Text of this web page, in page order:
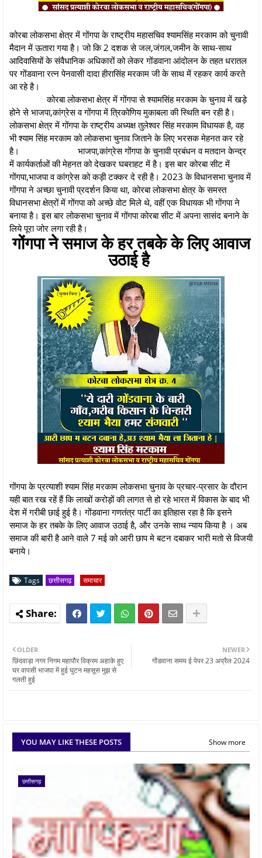
कोरबा लोकसभा क्षेत्र में गोंगपा के राष्ट्रीय महासचिव श्यामसिंह मरकाम को चुनावी
मैदान में ऊतारा गया है। जो कि 2 दशक से जल,जंगल,जमीन के साथ-साथ
आदिवासियों के संवैधानिक अधिकारों को लेकर गोंडवाना आंदोलन के तहत धरातल
पर गोंडवाना रत्न पेनवासी दादा हीरासिंह मरकाम जी के साथ में रहकर कार्य करते
आ रहे है।
कोरबा लोकसभा क्षेत्र में गोंगपा से श्यामसिंह मरकाम के चुनाव में खड़े
होने से भाजपा,कांग्रेस व गोंगपा में त्रिकोणिय मुकाबला की स्थिति बन रही है।
लोकसभा क्षेत्र में गोंगपा के राष्ट्रीय अध्यक्ष तुलेश्वर सिंह मरकाम विधायक है, वह
भी श्याम सिंह मरकाम को लोकसभा चुनाव जिताने के लिए भरसक मेहनत कर रहे
है।
भाजपा,कांग्रेस गोंगपा के चुनावी प्रबंधन व मतदान केन्द्र
में कार्यकर्ताओं की मेहनत को देखकर घबराहट में है। इस बार कोरबा सीट में
गोंगपा,भाजपा व कांग्रेस को कड़ी टक्कर दे रही है। 2023 के विधानसभा चुनाव में
गोंगपा ने अच्छा चुनावी प्रदर्शन किया था, कोरबा लोकसभा क्षेत्र के समस्त
विधानसभा क्षेत्रों में गोंगपा को अच्छे वोट मिले थे, वहीं एक विधायक भी गोंगपा ने
बनाया है। इस बार लोकसभा चुनाव में गोंगपा कोरबा सीट में अपना सासंद बनाने के
लिये पूरा जोर लगा रही है।
गोंगपा ने समाज के हर तबके के लिए आवाज
उठाई है
गोंगपा के प्रत्याशी श्याम सिंह मरकाम लोकसभा चुनाव के प्रचार-प्रसार के दौरान
यही बात रख रहें हैं कि लाखों करोड़ों की लागत से हो रहे भारत में विकास के बाद भी
देश में गरीबी छाई हुई है। गोंडवाना गणतंत्र पार्टी का इतिहास रहा है कि इसने
समाज के हर तबके के लिए आवाज उठाई है, और उनके साथ न्याय किया है । अब
समाज की बारी है आने वाले 7 मई को आरी छाप मे बटन दबाकर भारी मतो से विजयी
बनाये।
Tags छत्तीसगढ़ समाचार
NEWER
गोंडवाना समय ई पेपर 23 अप्रैल 2024
OLDER
छिंदवाड़ा नगर निगम महापौर विक्रम अहाके हुए
घर वापसी भाजपा में हुई घुटन महसूस मुझ से
गलती हुई
YOU MAY LIKE THESE POSTS Show more
छत्तीसगढ़